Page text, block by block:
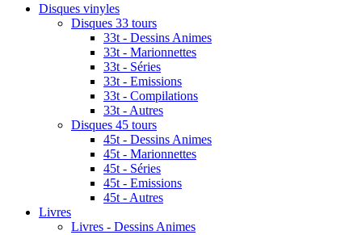
Disques vinyles
Disques 33 tours
33t - Dessins Animes
33t - Marionnettes
33t - Séries
33t - Emissions
33t - Compilations
33t - Autres
Disques 45 tours
45t - Dessins Animes
45t - Marionnettes
45t - Séries
45t - Emissions
45t - Autres
Livres
Livres - Dessins Animes